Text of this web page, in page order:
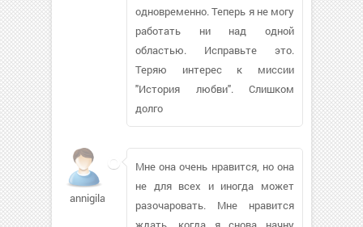
одновременно. Теперь я не могу
работать ни над одной
областью. Исправьте это.
Теряю интерес к миссии
"История любви". Слишком
долго
annigilat517
Мне она очень нравится, но она
не для всех и иногда может
разочаровать. Мне нравится